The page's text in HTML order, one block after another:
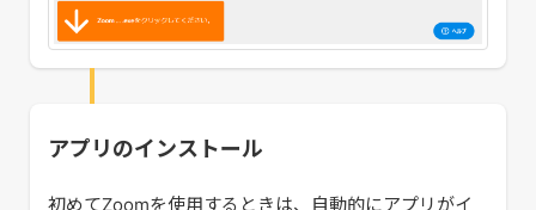
アプリのインストール
初めてZoomを使用するときは、自動的にアプリがイ